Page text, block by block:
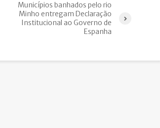
Municípios banhados pelo rio
Minho entregam Declaração
Institucional ao Governo de
Espanha